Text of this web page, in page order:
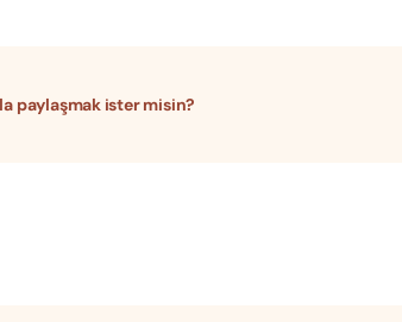
paylaşmak ister misin?